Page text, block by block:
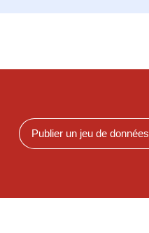
Publier un jeu de données